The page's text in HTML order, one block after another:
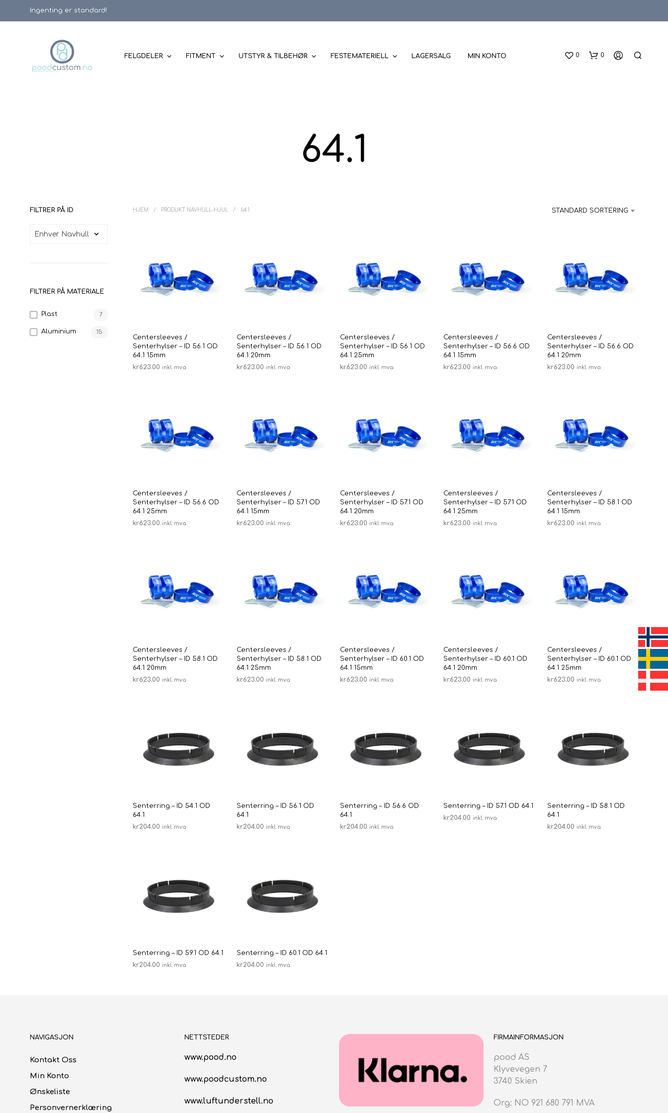
Ingenting er standard!
FELGDELER FITMENT UTSTYR & TILBEHØR FESTEMATERIELL LAGERSALG MIN KONTO 0 0
R
R
O
R
U
R
V
64.1
FILTRER PÅ ID
FILTRER PÅ MATERIALE
Plast 7
Aluminium 15
HJEM / PRODUKT NAVHULL-HJUL / 64.1 STANDARD SORTERING
Centersleeves /
Senterhylser – ID 56.1 OD
64.1 15mm
kr623.00 inkl. mva
Centersleeves /
Senterhylser – ID 56.1 OD
64.1 20mm
kr623.00 inkl. mva
Centersleeves /
Senterhylser – ID 56.1 OD
64.1 25mm
kr623.00 inkl. mva
Centersleeves /
Senterhylser – ID 56.6 OD
64.1 15mm
kr623.00 inkl. mva
Centersleeves /
Senterhylser – ID 56.6 OD
64.1 20mm
kr623.00 inkl. mva
Centersleeves /
Senterhylser – ID 56.6 OD
64.1 25mm
kr623.00 inkl. mva
Centersleeves /
Senterhylser – ID 57.1 OD
64.1 15mm
kr623.00 inkl. mva
Centersleeves /
Senterhylser – ID 57.1 OD
64.1 20mm
kr623.00 inkl. mva
Centersleeves /
Senterhylser – ID 57.1 OD
64.1 25mm
kr623.00 inkl. mva
Centersleeves /
Senterhylser – ID 58.1 OD
64.1 15mm
kr623.00 inkl. mva
Centersleeves /
Senterhylser – ID 58.1 OD
64.1 20mm
kr623.00 inkl. mva
Centersleeves /
Senterhylser – ID 58.1 OD
64.1 25mm
kr623.00 inkl. mva
Centersleeves /
Senterhylser – ID 60.1 OD
64.1 15mm
kr623.00 inkl. mva
Centersleeves /
Senterhylser – ID 60.1 OD
64.1 20mm
kr623.00 inkl. mva
Centersleeves /
Senterhylser – ID 60.1 OD
64.1 25mm
kr623.00 inkl. mva
Senterring – ID 54.1 OD
64.1
kr204.00 inkl. mva
Senterring – ID 56.1 OD
64.1
kr204.00 inkl. mva
Senterring – ID 56.6 OD
64.1
kr204.00 inkl. mva
Senterring – ID 57.1 OD 64.1
kr204.00 inkl. mva
Senterring – ID 58.1 OD
64.1
kr204.00 inkl. mva
Senterring – ID 59.1 OD 64.1
kr204.00 inkl. mva
Senterring – ID 60.1 OD 64.1
kr204.00 inkl. mva
NAVIGASJON
Kontakt Oss
Min Konto
Ønskeliste
Personvernerklæring
NETTSTEDER
www.pood.no
www.poodcustom.no
www.luftunderstell.no
FIRMAINFORMASJON
pood AS
Klyvevegen 7
3740 Skien
Org: NO 921 680 791 MVA